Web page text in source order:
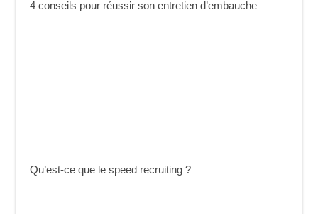
4 conseils pour réussir son entretien d’embauche
Qu’est-ce que le speed recruiting ?